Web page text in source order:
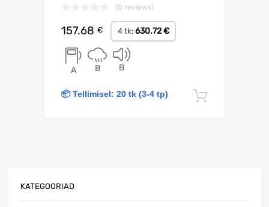
(0 reviews)
157.68 € 4 tk: 630.72 €
A B B
📦 Tellimisel: 20 tk (3-4 tp)
KATEGOORIAD